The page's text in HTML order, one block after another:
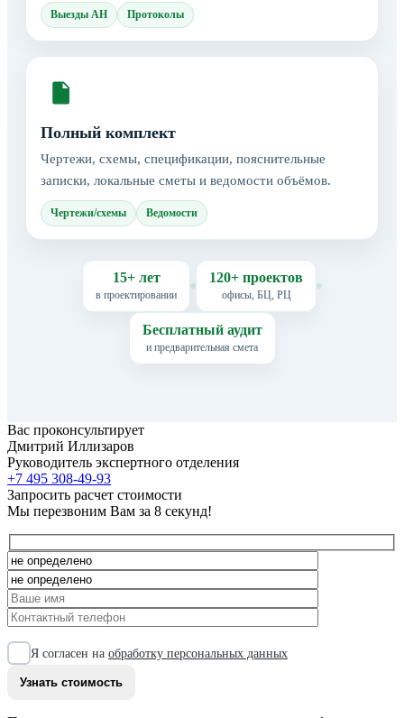
Выезды АН Протоколы
Полный комплект
Чертежи, схемы, спецификации, пояснительные
записки, локальные сметы и ведомости объёмов.
Чертежи/схемы Ведомости
15+ лет
в проектировании
120+ проектов
офисы, БЦ, РЦ
Бесплатный аудит
и предварительная смета
Вас проконсультирует
Дмитрий Иллизаров
Руководитель экспертного отделения
+7 495 308-49-93
Запросить расчет стоимости
Мы перезвоним Вам за 8 секунд!
Я согласен на обработку персональных данных